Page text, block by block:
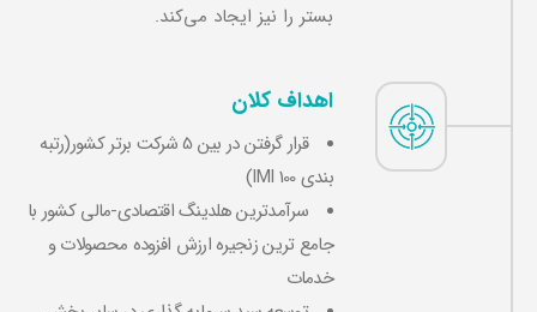
بستر را نیز ایجاد می‌کند.
اهداف کلان
قرار گرفتن در بین 5 شرکت برتر کشور(رتبه‌
بندي IMI 100)
سرآمدترین هلدینگ اقتصادی-مالی کشور با
جامع ترین زنجیره ارزش افزوده محصولات و
خدمات